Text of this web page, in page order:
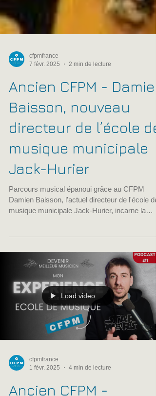
7 févr. 2025
2 min de lecture
Ancien CFPM - Damien
Baisson, nouveau
directeur de l’école de
musique municipale
Jack-Hurier
Parcours musical épanoui grâce au CFPM
Damien Baisson, l'actuel directeur de l'école de
est un témoignage éloquent de l'excellence de
cette institution et de son impact sur l'insertion
professionnelle dans le domaine musical.
Passionné par la guitare classique dès
l'adolescence, Damien Baisson a choisi de
suivre une formation diplômante de
Load video
1 févr. 2025
4 min de lecture